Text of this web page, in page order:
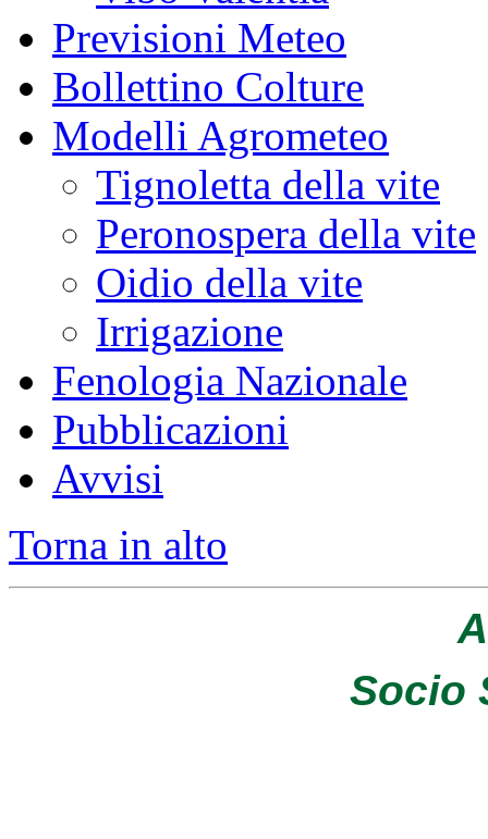
Previsioni Meteo
Bollettino Colture
Modelli Agrometeo
Tignoletta della vite
Peronospera della vite
Oidio della vite
Irrigazione
Fenologia Nazionale
Pubblicazioni
Avvisi
Torna in alto
Socio